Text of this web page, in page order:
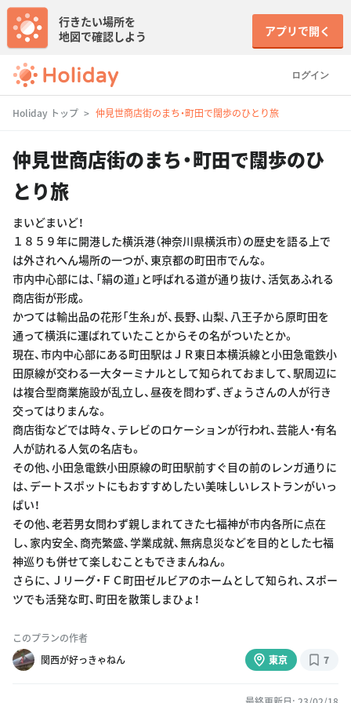
ログイン
行きたい場所を
地図で確認しよう
アプリで開く
Holiday トップ 仲見世商店街のまち・町田で闊歩のひとり旅
仲見世商店街のまち・町田で闊歩のひ
とり旅
まいどまいど！
１８５９年に開港した横浜港（神奈川県横浜市）の歴史を語る上で
は外されへん場所の一つが、東京都の町田市でんな。
市内中心部には、「絹の道」と呼ばれる道が通り抜け、活気あふれる
商店街が形成。
かつては輸出品の花形「生糸」が、長野、山梨、八王子から原町田を
通って横浜に運ばれていたことからその名がついたとか。
現在、市内中心部にある町田駅はＪＲ東日本横浜線と小田急電鉄小
田原線が交わる一大ターミナルとして知られておまして、駅周辺に
は複合型商業施設が乱立し、昼夜を問わず、ぎょうさんの人が行き
交ってはりまんな。
商店街などでは時々、テレビのロケーションが行われ、芸能人・有名
人が訪れる人気の名店も。
その他、小田急電鉄小田原線の町田駅前すぐ目の前のレンガ通りに
は、デートスポットにもおすすめしたい美味しいレストランがいっ
ぱい！
その他、老若男女問わず親しまれてきた七福神が市内各所に点在
し、家内安全、商売繁盛、学業成就、無病息災などを目的とした七福
神巡りも併せて楽しむこともできまんねん。
さらに、Ｊリーグ・ＦＣ町田ゼルビアのホームとして知られ、スポー
ツでも活発な町、町田を散策しまひょ！
このプランの作者
関西が好っきゃねん
東京 7